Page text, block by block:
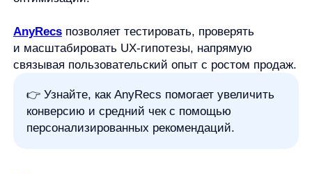
Согласие на обработку персональных данных
Деятельность в области ИТ
Согласие на получение рекламных и информационных
Руководство пользователя
Функциональные характеристики программного обеспечения